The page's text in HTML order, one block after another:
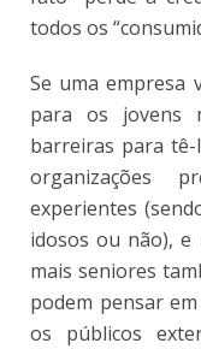
todos os
Se uma empresa
para os jovens
barreiras para
organizações
experientes
idosos ou não),
mais seniores
podem pensar
os públicos